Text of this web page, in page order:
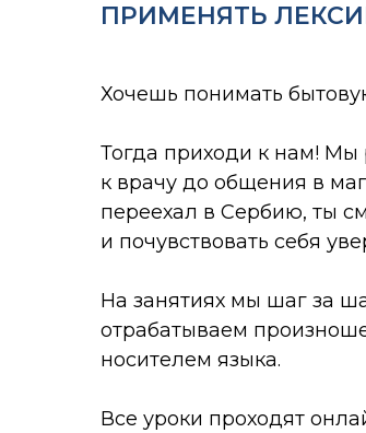
ПРИМЕНЯТЬ
Хочешь понимать
Тогда приходи к нам! Мы
к врачу до общения в
переехал в Сербию, ты
и почувствовать себя
На занятиях мы шаг за
отрабатываем
носителем языка.
Все уроки проходят